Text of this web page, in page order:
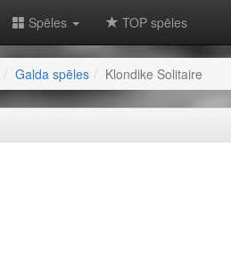
Spēles TOP spēles
Galda spēles Klondike Solitaire